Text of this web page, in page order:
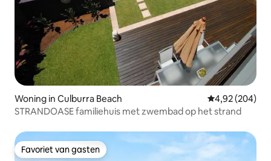
Woning in Culburra Beach Gemiddelde
4,92 (204)
STRANDOASE familiehuis met zwembad op het strand
Favoriet van gasten
Favoriet van gasten